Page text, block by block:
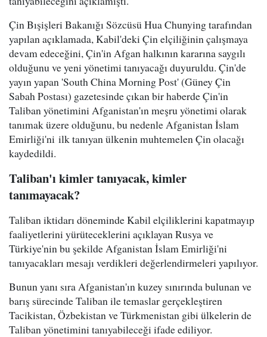
Çin Bışişleri Bakanığı Sözcüsü Hua Chunying tarafından
yapılan açıklamada, Kabil'deki Çin elçiliğinin çalışmaya
devam edeceğini, Çin'in Afgan halkının kararına saygılı
olduğunu ve yeni yönetimi tanıyacağı duyuruldu. Çin'de
yayın yapan 'South China Morning Post' (Güney Çin
Sabah Postası) gazetesinde çıkan bir haberde Çin'in
Taliban yönetimini Afganistan'ın meşru yönetimi olarak
tanımak üzere olduğunu, bu nedenle Afganistan İslam
Emirliği'ni ilk tanıyan ülkenin muhtemelen Çin olacağı
kaydedildi.
Taliban'ı kimler tanıyacak, kimler
tanımayacak?
Taliban iktidarı döneminde Kabil elçiliklerini kapatmayıp
faaliyetlerini yürüteceklerini açıklayan Rusya ve
Türkiye'nin bu şekilde Afganistan İslam Emirliği'ni
tanıyacakları mesajı verdikleri değerlendirmeleri yapılıyor.
Bunun yanı sıra Afganistan'ın kuzey sınırında bulunan ve
barış sürecinde Taliban ile temaslar gerçekleştiren
Tacikistan, Özbekistan ve Türkmenistan gibi ülkelerin de
Taliban yönetimini tanıyabileceği ifade ediliyor.